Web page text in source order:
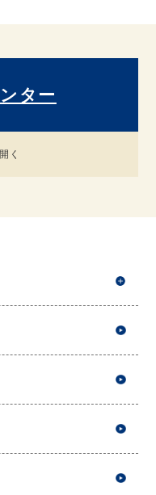
ター
く